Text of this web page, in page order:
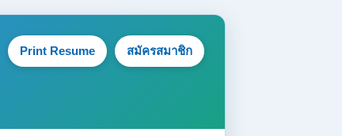
Print Resume สมัครสมาชิก